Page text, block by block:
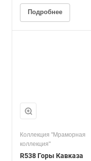
Подробнее
Коллекция "Мраморная
коллекция"
R538 Горы Кавказа